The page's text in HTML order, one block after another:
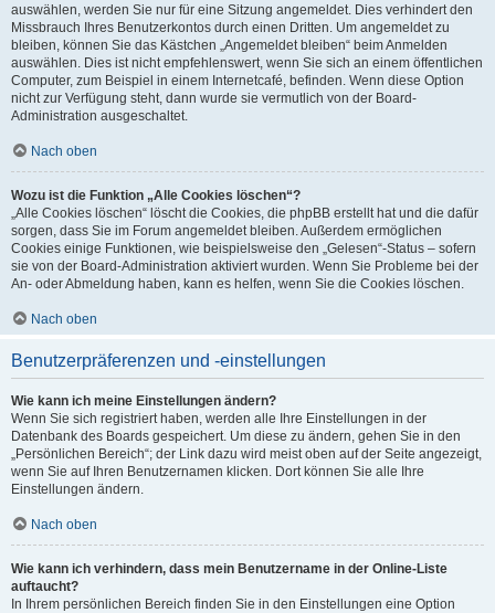
auswählen, werden Sie nur für eine Sitzung angemeldet. Dies verhindert den
Missbrauch Ihres Benutzerkontos durch einen Dritten. Um angemeldet zu
bleiben, können Sie das Kästchen „Angemeldet bleiben“ beim Anmelden
auswählen. Dies ist nicht empfehlenswert, wenn Sie sich an einem öffentlichen
Computer, zum Beispiel in einem Internetcafé, befinden. Wenn diese Option
nicht zur Verfügung steht, dann wurde sie vermutlich von der Board-
Administration ausgeschaltet.
Nach oben
Wozu ist die Funktion „Alle Cookies löschen“?
„Alle Cookies löschen“ löscht die Cookies, die phpBB erstellt hat und die dafür
sorgen, dass Sie im Forum angemeldet bleiben. Außerdem ermöglichen
Cookies einige Funktionen, wie beispielsweise den „Gelesen“-Status – sofern
sie von der Board-Administration aktiviert wurden. Wenn Sie Probleme bei der
An- oder Abmeldung haben, kann es helfen, wenn Sie die Cookies löschen.
Nach oben
Benutzerpräferenzen und -einstellungen
Wie kann ich meine Einstellungen ändern?
Wenn Sie sich registriert haben, werden alle Ihre Einstellungen in der
Datenbank des Boards gespeichert. Um diese zu ändern, gehen Sie in den
„Persönlichen Bereich“; der Link dazu wird meist oben auf der Seite angezeigt,
wenn Sie auf Ihren Benutzernamen klicken. Dort können Sie alle Ihre
Einstellungen ändern.
Nach oben
Wie kann ich verhindern, dass mein Benutzername in der Online-Liste
auftaucht?
In Ihrem persönlichen Bereich finden Sie in den Einstellungen eine Option